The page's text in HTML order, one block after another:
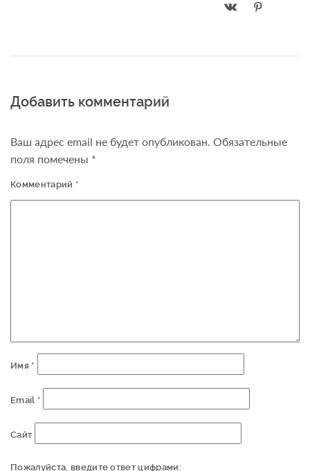
Добавить комментарий
Ваш адрес email не будет опубликован. Обязательные
поля помечены *
Комментарий *
Имя *
Email *
Сайт
Пожалуйста, введите ответ цифрами: